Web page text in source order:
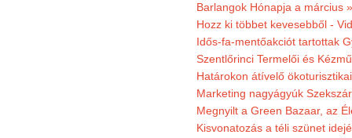
Barlangok Hónapja a március »
Hozz ki többet kevesebből -
Idős-fa-mentőakciót tartottak
Szentlőrinci Termelői és
Határokon átívelő
Marketing nagyágyúk
Megnyilt a Green Bazaar, az
Kisvonatozás a téli szünet